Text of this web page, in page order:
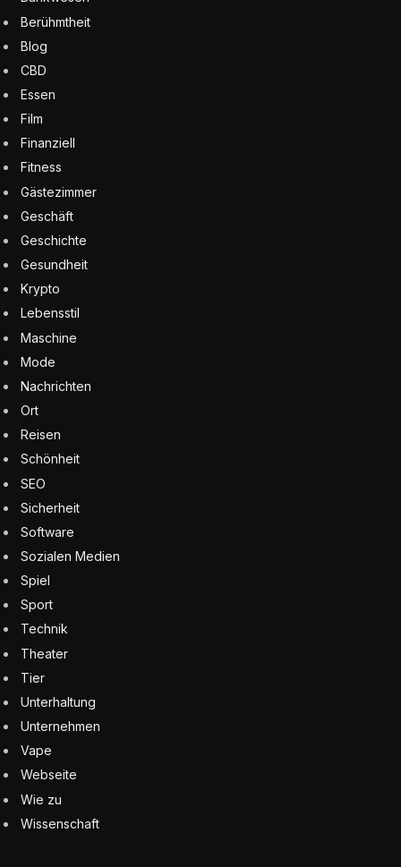
Berühmtheit
Blog
CBD
Essen
Film
Finanziell
Fitness
Gästezimmer
Geschäft
Geschichte
Gesundheit
Krypto
Lebensstil
Maschine
Mode
Nachrichten
Ort
Reisen
Schönheit
SEO
Sicherheit
Software
Sozialen Medien
Spiel
Sport
Technik
Theater
Tier
Unterhaltung
Unternehmen
Vape
Webseite
Wie zu
Wissenschaft